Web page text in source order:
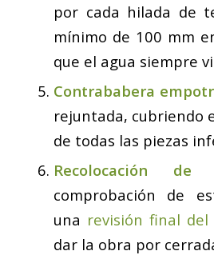
por cada hilada de
mínimo de 100 mm
que el agua siempre
Contrababera
rejuntada, cubriendo
de todas las piezas
Recolocación
comprobación de
una revisión final del
dar la obra por